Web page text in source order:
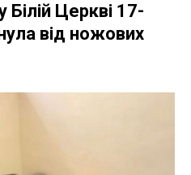
Білій Церкві 17-
від ножових